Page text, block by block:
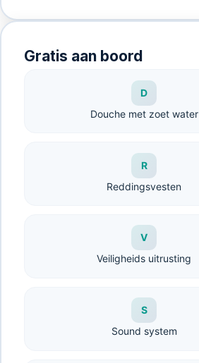
Gratis aan boord
D
Douche met zoet water
R
Reddingsvesten
V
Veiligheids uitrusting
S
Sound system